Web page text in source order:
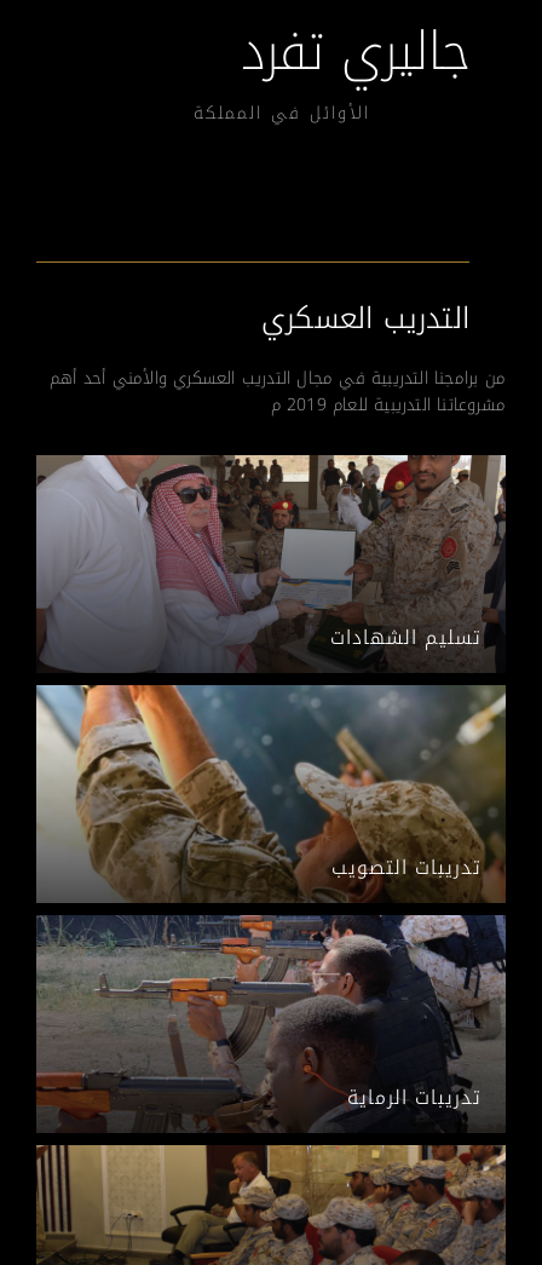
جاليري تفرد
الأوائل في المملكة
التدريب العسكري
من برامجنا التدريبية في مجال التدريب العسكري والأمني أحد أهم
مشروعاتنا التدريبية للعام 2019 م
تسليم الشهادات
تدريبات التصويب
تدريبات الرماية